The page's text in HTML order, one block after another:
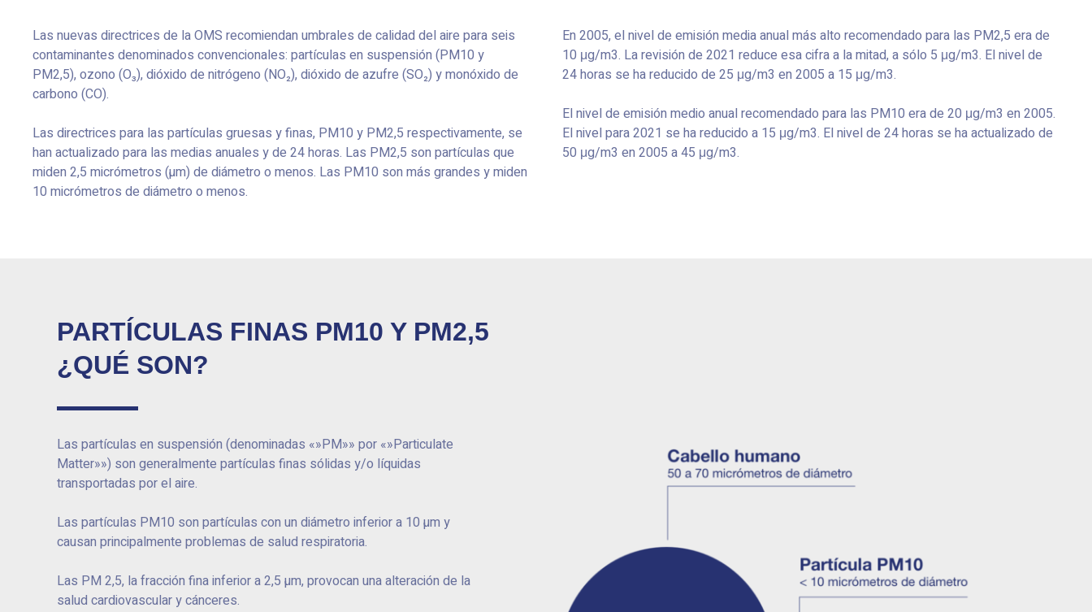
Las nuevas directrices de la OMS recomiendan umbrales de calidad del aire para seis
contaminantes denominados convencionales: partículas en suspensión (PM10 y
PM2,5), ozono (O₃), dióxido de nitrógeno (NO₂), dióxido de azufre (SO₂) y monóxido de
carbono (CO).
Las directrices para las partículas gruesas y finas, PM10 y PM2,5 respectivamente, se
han actualizado para las medias anuales y de 24 horas. Las PM2,5 son partículas que
miden 2,5 micrómetros (µm) de diámetro o menos. Las PM10 son más grandes y miden
10 micrómetros de diámetro o menos.
En 2005, el nivel de emisión media anual más alto recomendado para las PM2,5 era de
10 μg/m3. La revisión de 2021 reduce esa cifra a la mitad, a sólo 5 μg/m3. El nivel de
24 horas se ha reducido de 25 μg/m3 en 2005 a 15 μg/m3.
El nivel de emisión medio anual recomendado para las PM10 era de 20 μg/m3 en 2005.
El nivel para 2021 se ha reducido a 15 μg/m3. El nivel de 24 horas se ha actualizado de
50 μg/m3 en 2005 a 45 μg/m3.
PARTÍCULAS FINAS PM10 Y PM2,5
¿QUÉ SON?
Las partículas en suspensión (denominadas «»PM»» por «»Particulate
Matter»») son generalmente partículas finas sólidas y/o líquidas
transportadas por el aire.
Las partículas PM10 son partículas con un diámetro inferior a 10 µm y
causan principalmente problemas de salud respiratoria.
Las PM 2,5, la fracción fina inferior a 2,5 µm, provocan una alteración de la
salud cardiovascular y cánceres.